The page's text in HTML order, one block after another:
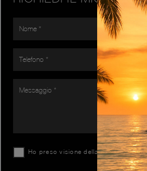
Ho preso visione dellaPrivacy Policy